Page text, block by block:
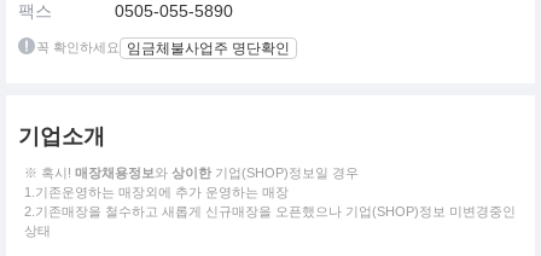
팩스 0505-055-5890
꼭 확인하세요 임금체불사업주 명단확인
기업소개
※ 혹시! 매장채용정보와 상이한 기업(SHOP)정보일 경우
1.기존운영하는 매장외에 추가 운영하는 매장
2.기존매장을 철수하고 새롭게 신규매장을 오픈했으나 기업(SHOP)정보 미변경중인
상태